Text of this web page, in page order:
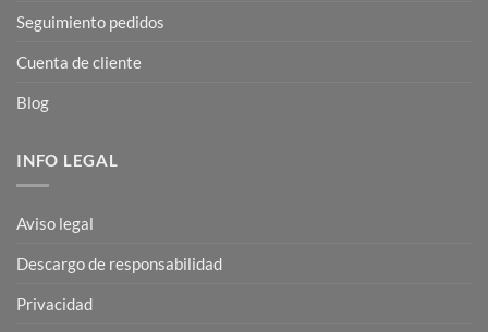
Seguimiento pedidos
Cuenta de cliente
Blog
INFO LEGAL
Aviso legal
Descargo de responsabilidad
Privacidad